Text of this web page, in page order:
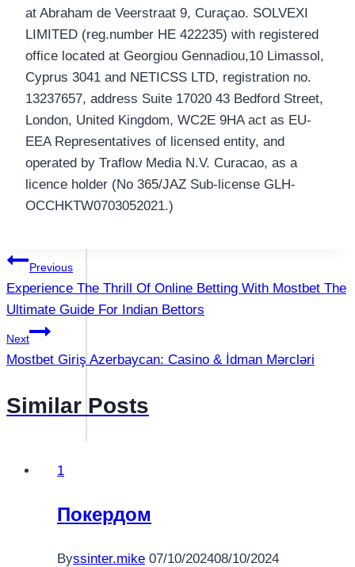
at Abraham de Veerstraat 9, Curaçao. SOLVEXI
LIMITED (reg.number HE 422235) with registered
office located at Georgiou Gennadiou,10 Limassol,
Cyprus 3041 and NETICSS LTD, registration no.
13237657, address Suite 17020 43 Bedford Street,
London, United Kingdom, WC2E 9HA act as EU-
EEA Representatives of licensed entity, and
operated by Traflow Media N.V. Curacao, as a
licence holder (No 365/JAZ Sub-license GLH-
OCCHKTW0703052021.)
แนะแนว
เรื่อง
Previous
Experience The Thrill Of Online Betting With Mostbet The
Ultimate Guide For Indian Bettors
Next
Mostbet Giriş Azerbaycan: Casino & İdman Mərcləri
Similar Posts
1
Покердом
Byssinter.mike 07/10/202408/10/2024